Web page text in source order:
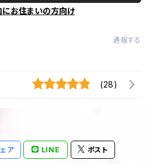
にお住まいの方向け
通報する
(28)
ア LINE ポスト